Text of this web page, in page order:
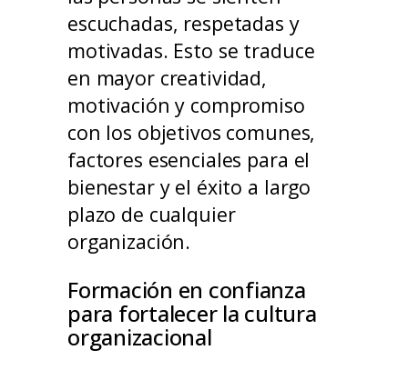
escuchadas, respetadas y
motivadas. Esto se traduce
en mayor creatividad,
motivación y compromiso
con los objetivos comunes,
factores esenciales para el
bienestar y el éxito a largo
plazo de cualquier
organización.
Formación en confianza
para fortalecer la cultura
organizacional